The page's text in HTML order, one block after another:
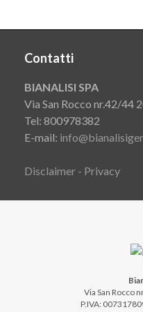
Contatti
BIANALISI SPA
Via San Rocco nr.42/44
Tel: 800978382
E-mail:
Disclaimer - Privacy
Via San Rocco
P.IVA: